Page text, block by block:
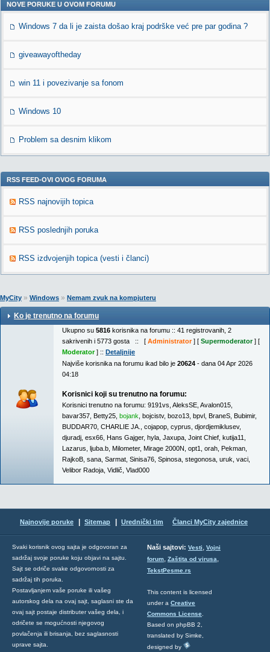
NOVE PORUKE U OVOM FORUMU
Windows 7 da li je zaista došao kraj podrške već pre par godina ?
giveawayoftheday
win 11 i povezivanje sa fonom
Windows 10
Problem sa desnim klikom
RSS FEED-OVI OVOG FORUMA
RSS najnovijih topica
RSS poslednjih poruka
RSS izdvojenjih topica (vesti i članci)
MyCity » Windows » Nemam zvuk na kompjuteru
Ko je trenutno na forumu
Ukupno su 5816 korisnika na forumu :: 41 registrovanih, 2
sakrivenih i 5773 gosta :: [ Administrator] [ Supermoderator] [
Moderator] :: Detaljnije
Najviše korisnika na forumu ikad bilo je 20624 - dana 04 Apr 2026
04:18
Korisnici koji su trenutno na forumu:
Korisnici trenutno na forumu: 9191vs AleksSE Avalon015
bavar357 Betty25 bojank bojcistv, bozo13 bpvl BraneS Bubimir,
BUDDAR70 CHARLIE JA. cojapop cyprus djordjemiklusev,
djuradj esx66 Hans Gajger, hyla Jaxupa Joint Chief kutija11
Lazarus ljuba.b Milometer, Mirage 2000N opt1 orah Pekman
RajkoB sana Sarmat Sinisa76 Spinosa stegonosa uruk vaci
Velibor Radoja Vidlič Vlad000
Najnovije poruke Sitemap Urednički tim Članci MyCity zajednice
Svaki korisnik ovog sajta je odgovoran za
sadržaj svoje poruke koju objavi na sajtu.
Sajt se odriče svake odgovornosti za
sadržaj tih poruka.
Postavljanjem vaše poruke ili vašeg
autorskog dela na ovaj sajt, saglasni ste da
ovaj sajt postaje distributer vašeg dela, i
odričete se mogućnosti njegovog
povlačenja ili brisanja, bez saglasnosti
uprave sajta.
Naši sajtovi: Vesti, Vojni
forum, Zaštita od virusa,
TekstPesme.rs
This content is licensed
under a Creative
Commons License
Based on phpBB 2,
translated by Simke,
designed by